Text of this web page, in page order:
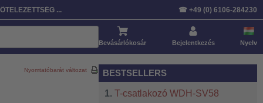
... ☎ +49 (0) 6106-284230
Bevásárlókosár Bejelentkezés Nyelv
Nyomtatóbarát változat BESTSELLERS
T-csatlakozó WDH-SV58